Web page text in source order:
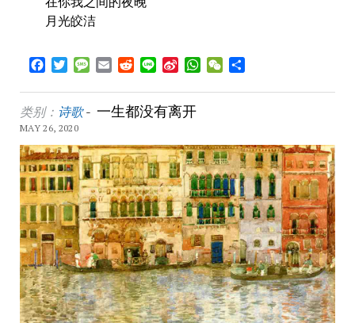
月光皎洁
Facebook
TwitterMessageEmailRedditLine Sina WhatsApp
WeChat
类别： 诗歌- 一生都没有离开
MAY 26, 2020